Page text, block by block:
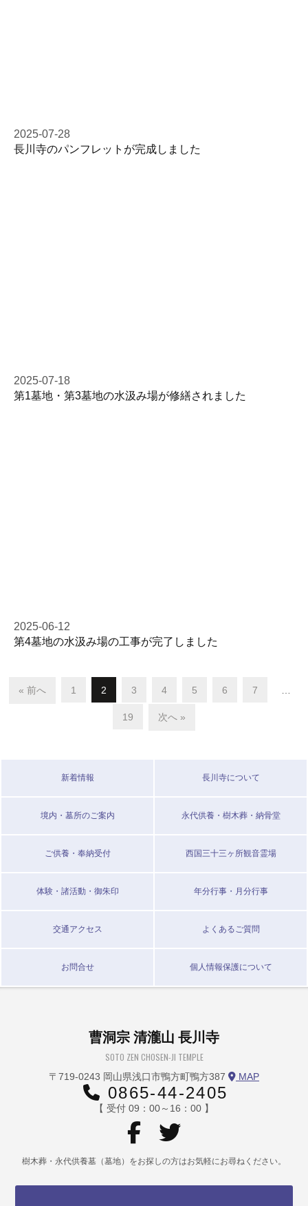
2025-07-28
長川寺のパンフレットが完成しました
2025-07-18
第1墓地・第3墓地の水汲み場が修繕されました
2025-06-12
第4墓地の水汲み場の工事が完了しました
« 前へ 1 2 3 4 5 6 7
19 次へ »
新着情報 長川寺について
境内・墓所のご案内 永代供養・樹木葬・納骨堂
ご供養・奉納受付 西国三十三ヶ所観音霊場
体験・諸活動・御朱印 年分行事・月分行事
交通アクセス よくあるご質問
お問合せ 個人情報保護について
曹洞宗 清瀧山 長川寺
SOTO ZEN CHOSEN-JI TEMPLE
〒719-0243 岡山県浅口市鴨方町鴨方387 MAP
0865-44-2405
【 受付 09：00～16：00 】
樹木葬・永代供養墓（墓地）をお探しの方はお気軽にお尋ねください。